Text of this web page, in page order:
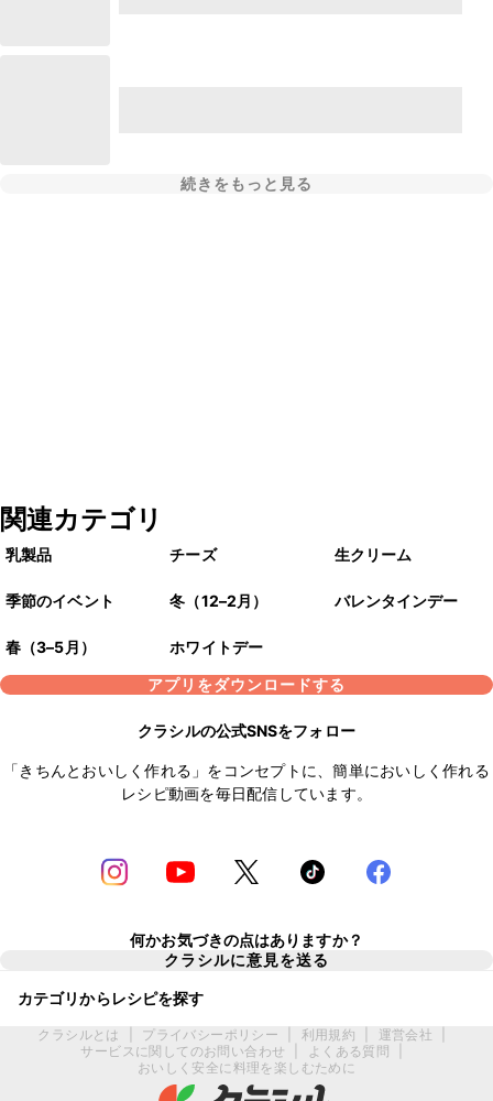
続きをもっと見る
関連カテゴリ
乳製品 チーズ 生クリーム
季節のイベント 冬（12–2月） バレンタインデー
春（3–5月）
ホワイトデー
アプリをダウンロードする
クラシルの公式SNSをフォロー
「きちんとおいしく作れる」をコンセプトに、簡単においしく作れる
レシピ動画を毎日配信しています。
何かお気づきの点はありますか？
クラシルに意見を送る
カテゴリからレシピを探す
クラシルとは プライバシーポリシー 利用規約 運営会社
サービスに関してのお問い合わせ
よくある質問
おいしく安全に料理を楽しむために